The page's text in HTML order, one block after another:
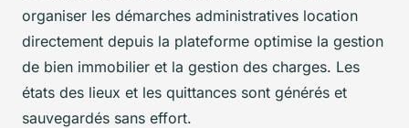
organiser les démarches administratives location
directement depuis la plateforme optimise la gestion
de bien immobilier et la gestion des charges. Les
états des lieux et les quittances sont générés et
sauvegardés sans effort.